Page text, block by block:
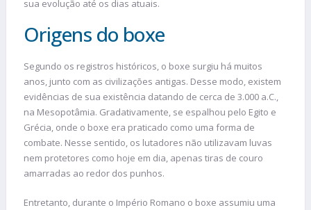
sua evolução até os dias atuais.
Origens do boxe
Segundo os registros históricos, o boxe surgiu há muitos
anos, junto com as civilizações antigas. Desse modo, existem
evidências de sua existência datando de cerca de 3.000 a.C.,
na Mesopotâmia. Gradativamente, se espalhou pelo Egito e
Grécia, onde o boxe era praticado como uma forma de
combate. Nesse sentido, os lutadores não utilizavam luvas
nem protetores como hoje em dia, apenas tiras de couro
amarradas ao redor dos punhos.
Entretanto, durante o Império Romano o boxe assumiu uma